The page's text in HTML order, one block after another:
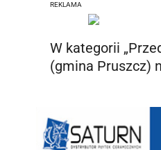
REKLAMA
W kategorii
(gmina Pruszcz)